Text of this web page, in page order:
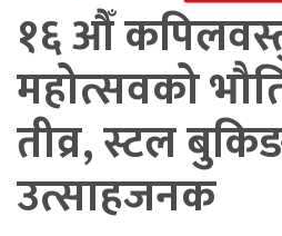
१६ औँ
महोत्सवको
तीव्र, स्टल
उत्साहजनक